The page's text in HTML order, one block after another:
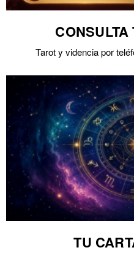
Tarot y videncia por
TU